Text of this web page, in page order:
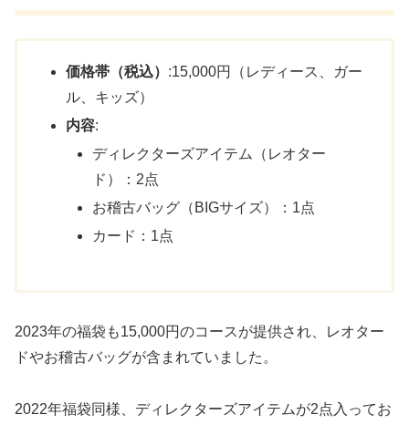
価格帯（税込） :15,000円（レディース、ガー
ル、キッズ）
内容:
ディレクターズアイテム（レオター
ド）：2点
お稽古バッグ（BIGサイズ）：1点
カード：1点
2023年の福袋も15,000円のコースが提供され、レオター
ドやお稽古バッグが含まれていました。
2022年福袋同様、ディレクターズアイテムが2点入ってお